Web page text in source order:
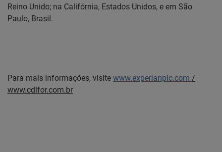
Reino Unido; na Califórnia, Estados Unidos, e em São
Paulo, Brasil.
Para mais informações, visite www.experianplc.com /
www.cdlfor.com.br